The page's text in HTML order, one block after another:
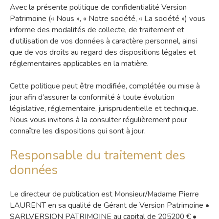
Avec la présente politique de confidentialité Version
Patrimoine (« Nous », « Notre société, « La société ») vous
informe des modalités de collecte, de traitement et
d’utilisation de vos données à caractère personnel, ainsi
que de vos droits au regard des dispositions légales et
réglementaires applicables en la matière.
Cette politique peut être modifiée, complétée ou mise à
jour afin d’assurer la conformité à toute évolution
législative, réglementaire, jurisprudentielle et technique.
Nous vous invitons à la consulter régulièrement pour
connaître les dispositions qui sont à jour.
Responsable du traitement des
données
Le directeur de publication est Monsieur/Madame Pierre
LAURENT en sa qualité de Gérant de Version Patrimoine •
SARLVERSION PATRIMOINE au capital de 205200 € •